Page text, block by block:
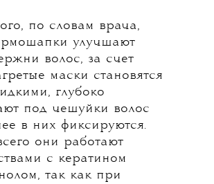
по словам врача,
улучшают
волос, за счет
маски становятся
глубоко
под чешуйки волос
в них фиксируются.
они работают
с кератином
так как при